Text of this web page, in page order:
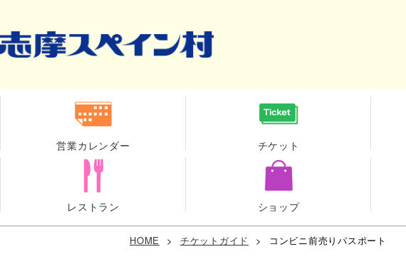
営業カレンダー チケット
レストラン ショップ
HOME > チケットガイド > コンビニ前売りパスポート